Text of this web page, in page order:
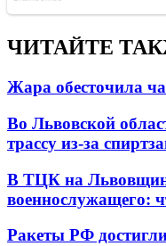
ЧИТАЙТЕ
Жара обесточила
Во Львовской
трассу из-за
В ТЦК на
военнослужащего:
Ракеты РФ